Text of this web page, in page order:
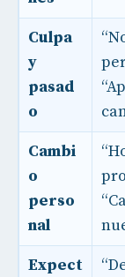
Culpa
y
pasad
o
Cambi
o
perso
nal
Expect